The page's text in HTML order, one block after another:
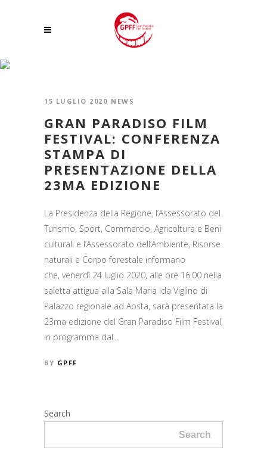
15 LUGLIO 2020 NEWS
GRAN PARADISO FILM
FESTIVAL: CONFERENZA
STAMPA DI
PRESENTAZIONE DELLA
23MA EDIZIONE
La Presidenza della Regione, l’Assessorato del
Turismo, Sport, Commercio, Agricoltura e Beni
culturali e l’Assessorato dell’Ambiente, Risorse
naturali e Corpo forestale informano
che, venerdì 24 luglio 2020, alle ore 16.00 nella
saletta attigua alla Sala Maria Ida Viglino di
Palazzo regionale ad Aosta, sarà presentata la
23ma edizione del Gran Paradiso Film Festival,
in programma dal...
BY GPFF
Search
Search